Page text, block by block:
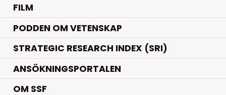
FILM
PODDEN OM VETENSKAP
STRATEGIC RESEARCH INDEX (SRI)
ANSÖKNINGSPORTALEN
OM SSF